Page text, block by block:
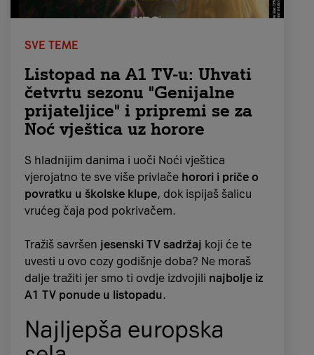
SVE TEME
Listopad na A1 TV-u: Uhvati
četvrtu sezonu "Genijalne
prijateljice" i pripremi se za
Noć vještica uz horore
S hladnijim danima i uoči Noći vještica
vjerojatno te sve više privlače horori i priče o
povratku u školske klupe, dok ispijaš šalicu
vrućeg čaja pod pokrivačem.
Tražiš savršen jesenski TV sadržaj koji će te
uvesti u ovo cozy godišnje doba? Ne moraš
dalje tražiti jer smo ti ovdje izdvojili najbolje iz
A1 TV ponude u listopadu.
Najljepša europska